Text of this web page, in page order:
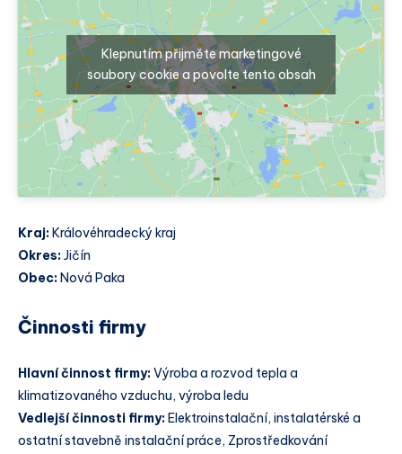
Klepnutím přijměte marketingové
soubory cookie a povolte tento obsah
Kraj: Královéhradecký kraj
Okres:Jičín
Obec: Nová Paka
Činnosti firmy
Hlavní činnost firmy:Výroba a rozvod tepla a
klimatizovaného vzduchu, výroba ledu
Vedlejší činnosti firmy:Elektroinstalační, instalatérské a
ostatní stavebně instalační práce, Zprostředkování